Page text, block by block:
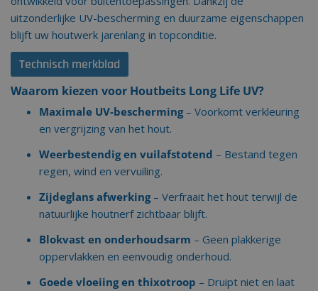
uitzonderlijke UV-bescherming en duurzame eigenschappen
blijft uw houtwerk jarenlang in topconditie.
Technisch merkblad
Waarom kiezen voor Houtbeits Long Life UV?
Maximale UV-bescherming– Voorkomt verkleuring
en vergrijzing van het hout.
Weerbestendig en vuilafstotend – Bestand tegen
regen, wind en vervuiling.
Zijdeglans afwerking– Verfraait het hout terwijl de
natuurlijke houtnerf zichtbaar blijft.
Blokvast en onderhoudsarm – Geen plakkerige
oppervlakken en eenvoudig onderhoud.
Goede vloeiing en thixotroop – Druipt niet en laat